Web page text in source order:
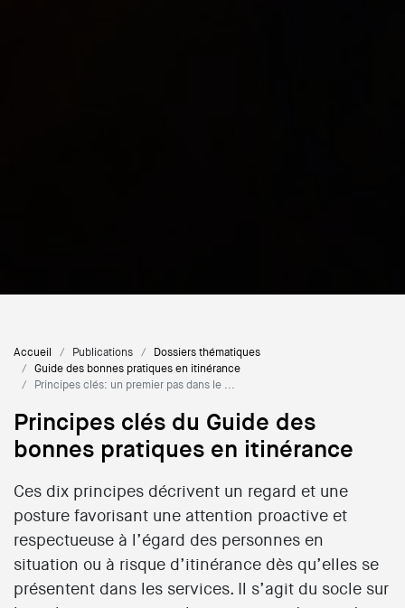
Accueil Publications
Dossiers thématiques
Guide des bonnes pratiques en itinérance
Principes clés: un premier pas dans le ...
Principes clés du Guide des
bonnes pratiques en itinérance
Ces dix principes décrivent un regard et une
posture favorisant une attention proactive et
respectueuse à l’égard des personnes en
situation ou à risque d’itinérance dès qu’elles se
présentent dans les services. Il s’agit du socle sur